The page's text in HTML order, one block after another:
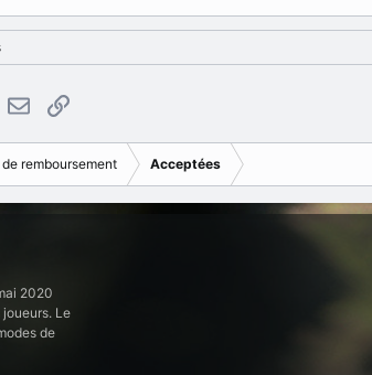
E-mailCopier le lien
remboursement Acceptées
2020
Le
de